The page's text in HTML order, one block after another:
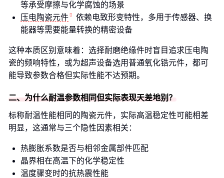
等承受摩擦与化学腐蚀的场景
压电陶瓷元件
依赖电致形变特性，多用于传感器、换
能器等需要能量转换的精密设备
这种本质区别意味着：选择耐磨绝缘件时盲目追求压电陶
瓷的频响特性，或为超声设备选用普通氧化锆元件，都可
能导致参数合格但实际性能不达预期。
二、为什么耐温参数相同但实际表现天差地别？
标称耐温性能相同的陶瓷元件，实际高温稳定性可能相差
明显，这通常与三个隐性因素相关：
热膨胀系数是否与相邻金属部件匹配
晶界相在高温下的化学稳定性
温度骤变时的抗热震性能